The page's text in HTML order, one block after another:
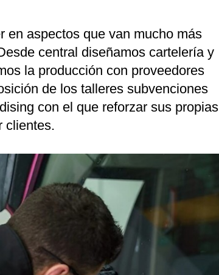
en aspectos que van mucho más
central diseñamos cartelería y
la producción con proveedores
de los talleres subvenciones
con el que reforzar sus propias
clientes.